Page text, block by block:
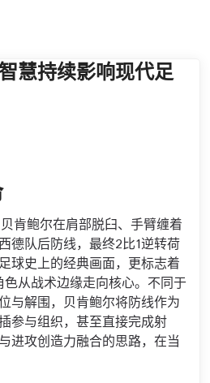
慧持续影响现代足
肯鲍尔在肩部脱臼、手臂缠着
德队后防线，最终2比1逆转荷
球史上的经典画面，更标志着
色从战术边缘走向核心。不同于
与解围，贝肯鲍尔将防线作为
参与组织，甚至直接完成射
进攻创造力融合的思路，在当